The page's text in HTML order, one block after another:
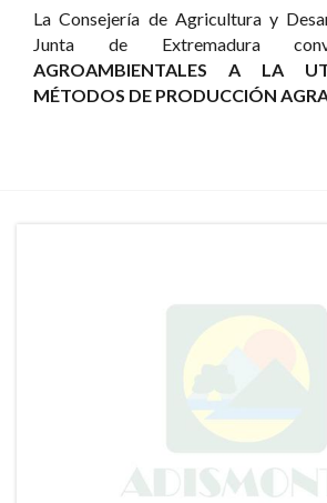
La Consejería de Agricultura y
Junta de Extremadura
AGROAMBIENTALES A LA
MÉTODOS DE PRODUCCIÓN